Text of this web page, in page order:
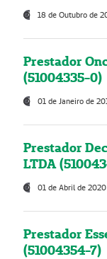
18 de Outubro de
Prestador
(51004335-0)
01 de Janeiro de
Prestador
LTDA
01 de Abril de 2020
Prestador
(51004354-7)